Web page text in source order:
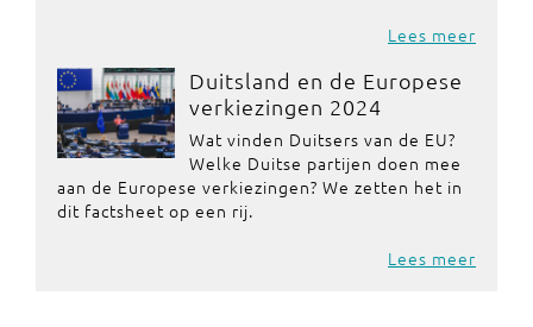
Lees meer
Duitsland en de Europese
verkiezingen 2024
Wat vinden Duitsers van de EU?
Welke Duitse partijen doen mee
aan de Europese verkiezingen? We zetten het in
dit factsheet op een rij.
Lees meer